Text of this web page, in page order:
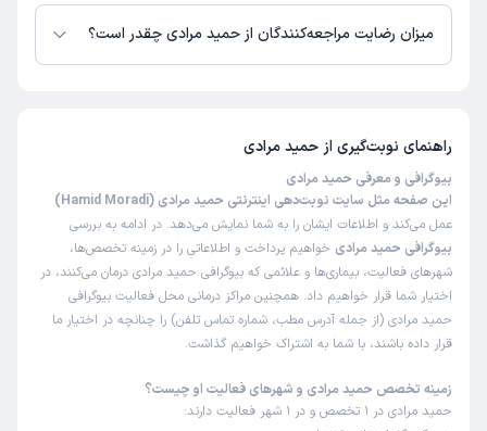
میزان رضایت مراجعه‌کنندگان از حمید مرادی چقدر است؟
راهنمای نوبت‌گیری از حمید مرادی
بیوگرافی و معرفی حمید مرادی
این صفحه مثل سایت نوبت‌دهی اینترنتی حمید مرادی (Hamid Moradi)
عمل می‌کند و اطلاعات ایشان را به شما نمایش می‌دهد. در ادامه به بررسی
بیوگرافی حمید مرادی خواهیم پرداخت و اطلاعاتی را در زمینه تخصص‌ها،
شهرهای فعالیت، بیماری‌ها و علائمی که بیوگرافی حمید مرادی درمان می‌کنند، در
اختیار شما قرار خواهیم داد. همچنین مراکز درمانی محل فعالیت بیوگرافی
حمید مرادی (از جمله آدرس مطب، شماره تماس تلفن) را چنانچه در اختیار ما
قرار داده باشند، با شما به اشتراک خواهیم گذاشت.
زمینه تخصص حمید مرادی و شهرهای فعالیت او چیست؟
حمید مرادی در 1 تخصص و در 1 شهر فعالیت دارند: